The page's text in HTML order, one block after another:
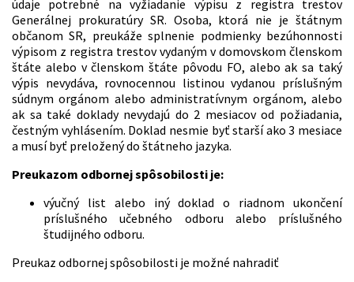
údaje potrebné na vyžiadanie výpisu z registra trestov
Generálnej prokuratúry SR. Osoba, ktorá nie je štátnym
občanom SR, preukáže splnenie podmienky bezúhonnosti
výpisom z registra trestov vydaným v domovskom členskom
štáte alebo v členskom štáte pôvodu FO, alebo ak sa taký
výpis nevydáva, rovnocennou listinou vydanou príslušným
súdnym orgánom alebo administratívnym orgánom, alebo
ak sa také doklady nevydajú do 2 mesiacov od požiadania,
čestným vyhlásením. Doklad nesmie byť starší ako 3 mesiace
a musí byť preložený do štátneho jazyka.
Preukazom odbornej spôsobilosti je:
výučný list alebo iný doklad o riadnom ukončení
príslušného učebného odboru alebo príslušného
študijného odboru.
Preukaz odbornej spôsobilosti je možné nahradiť